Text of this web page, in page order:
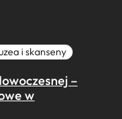
i skanseny
–
w